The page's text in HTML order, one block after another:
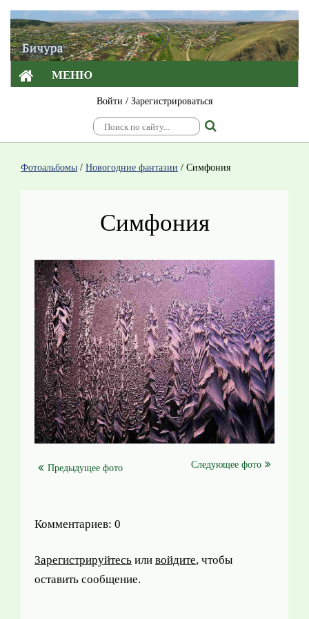
МЕНЮ
Войти / Зарегистрироваться
Фотоальбомы / Новогодние фантазии / Симфония
Симфония
Предыдущее фото Следующее фото
Комментариев: 0
Зарегистрируйтесь или войдите, чтобы
оставить сообщение.